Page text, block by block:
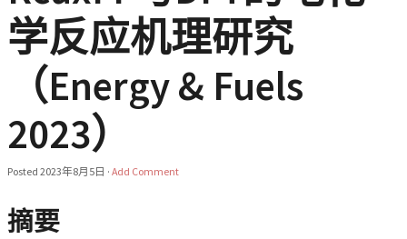
学反应机理研究
（Energy & Fuels
2023）
Posted 2023年8月5日 · Add Comment
摘要